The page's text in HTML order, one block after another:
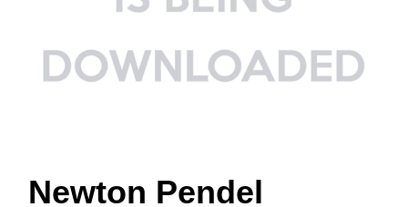
Newton Pendel